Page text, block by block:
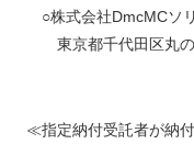
○株式会社DmcMCソ
東京都千代田区丸の
≪指定納付受託者が納